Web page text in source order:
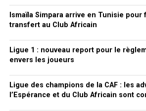
Ismaïla Simpara arrive en Tunisie pour
transfert au Club Africain
Ligue 1 : nouveau report pour le
envers les joueurs
Ligue des champions de la CAF : les
l’Espérance et du Club Africain sont